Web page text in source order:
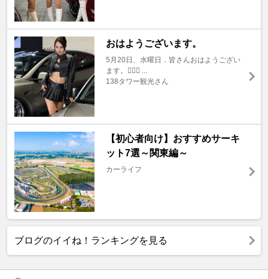
おはようございます。
5月20日、水曜日．皆さんおはようござい
ます。🙇🏼‍♂ ...
138タワー観光さん
【初心者向け】おすすめサーキ
ット7選～関東編～
カーライフ
ブログのイイね！ランキングを見る